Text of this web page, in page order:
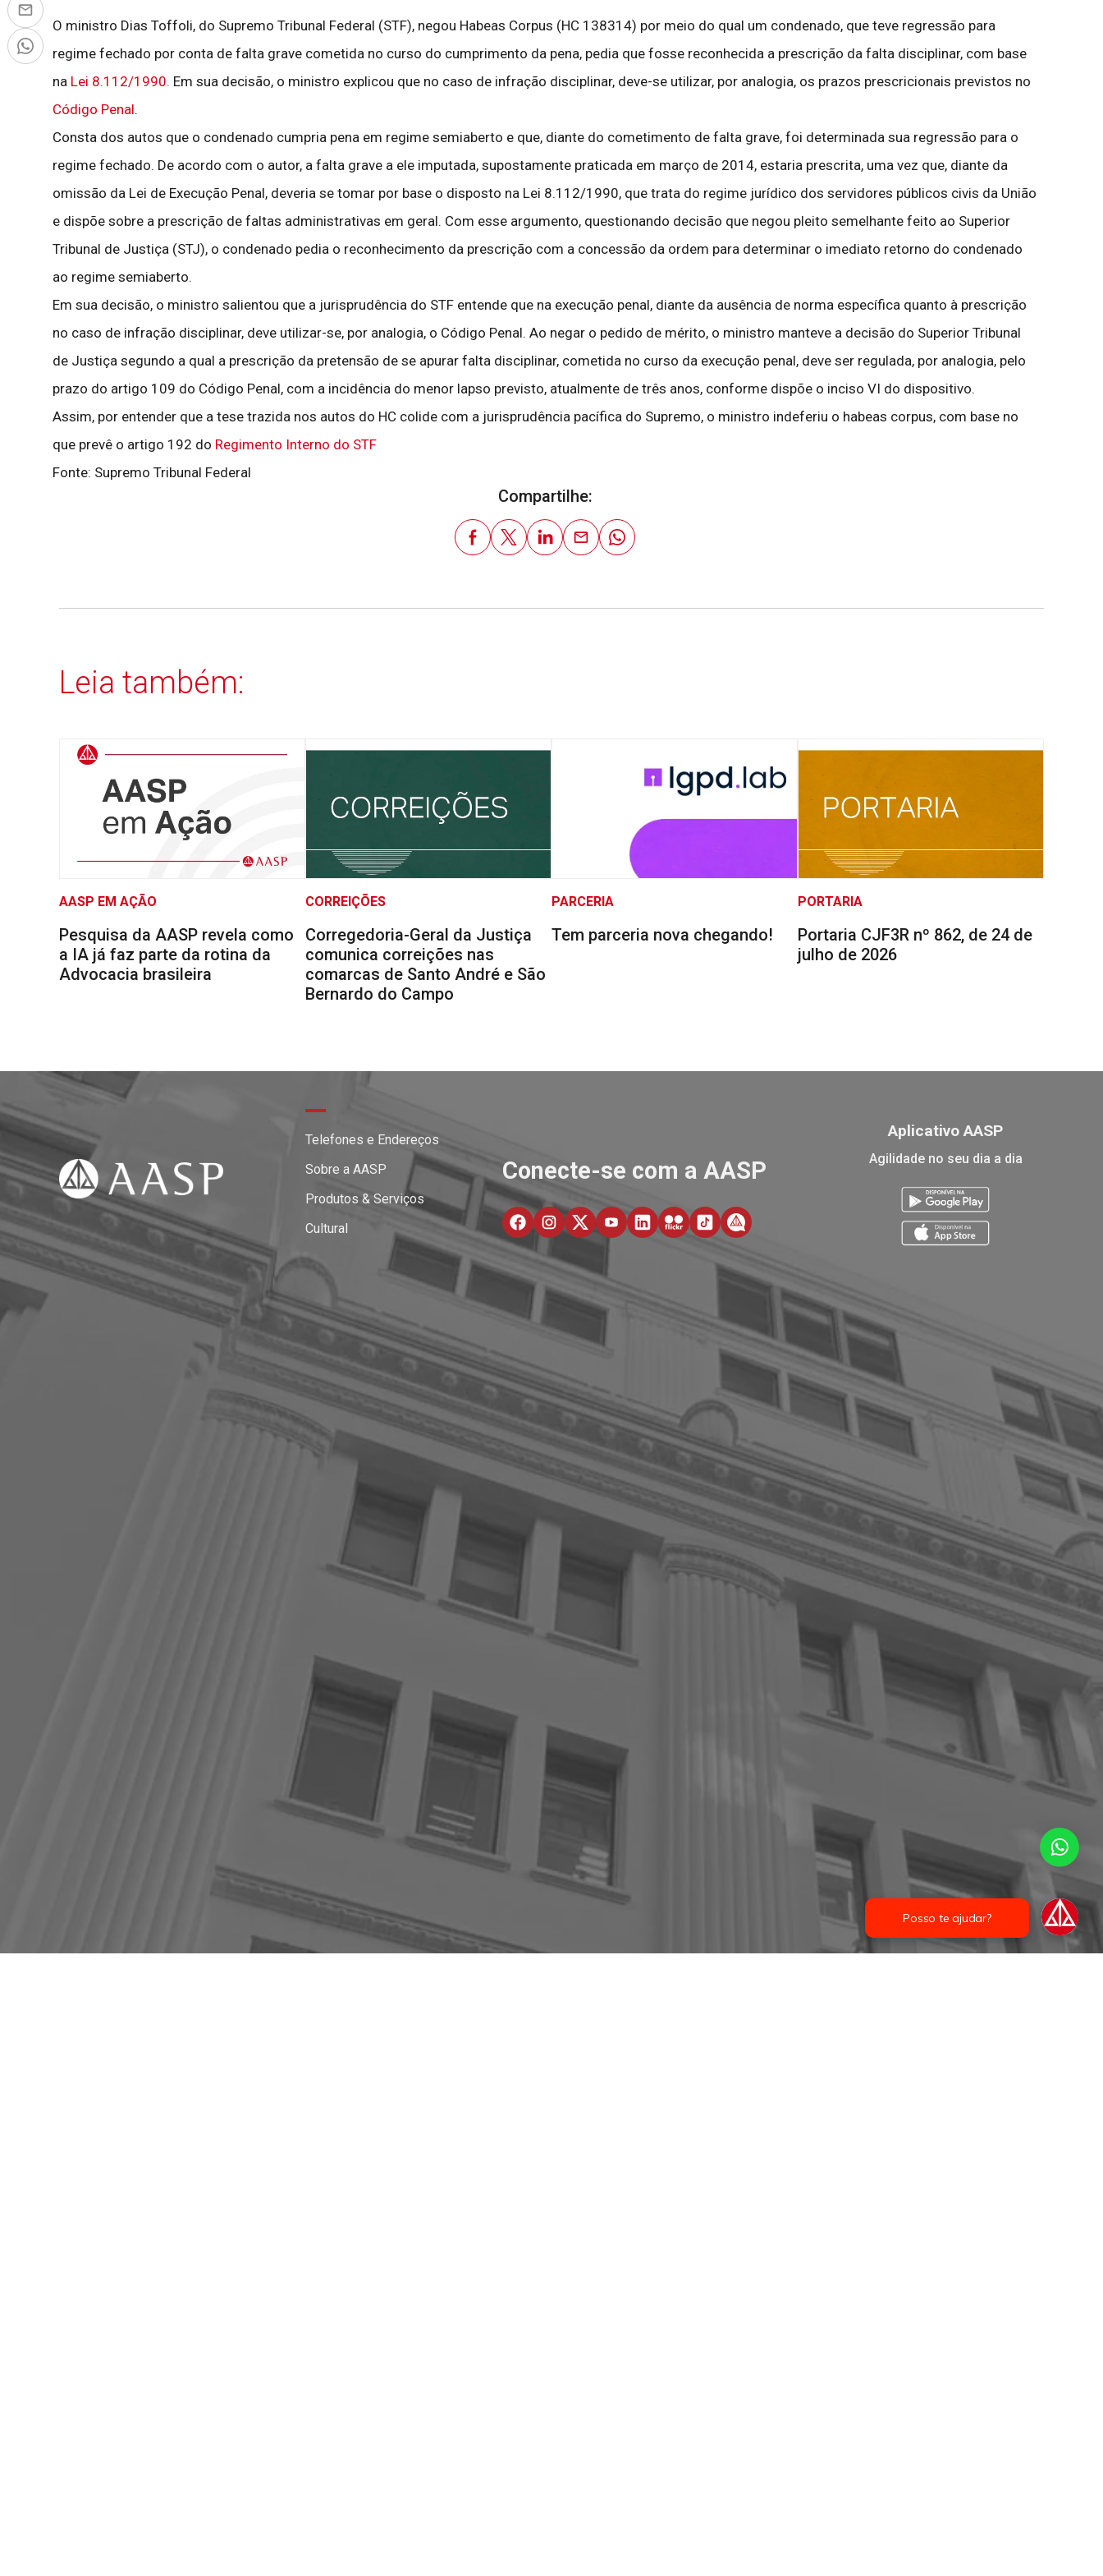
O ministro Dias Toffoli, do Supremo Tribunal Federal (STF), negou Habeas Corpus (HC 138314) por meio do qual um condenado, que teve regressão para
regime fechado por conta de falta grave cometida no curso do cumprimento da pena, pedia que fosse reconhecida a prescrição da falta disciplinar, com base
na Lei 8.112/1990. Em sua decisão, o ministro explicou que no caso de infração disciplinar, deve-se utilizar, por analogia, os prazos prescricionais previstos no
Código Penal.
Consta dos autos que o condenado cumpria pena em regime semiaberto e que, diante do cometimento de falta grave, foi determinada sua regressão para o
regime fechado. De acordo com o autor, a falta grave a ele imputada, supostamente praticada em março de 2014, estaria prescrita, uma vez que, diante da
omissão da Lei de Execução Penal, deveria se tomar por base o disposto na Lei 8.112/1990, que trata do regime jurídico dos servidores públicos civis da União
e dispõe sobre a prescrição de faltas administrativas em geral. Com esse argumento, questionando decisão que negou pleito semelhante feito ao Superior
Tribunal de Justiça (STJ), o condenado pedia o reconhecimento da prescrição com a concessão da ordem para determinar o imediato retorno do condenado
ao regime semiaberto.
Em sua decisão, o ministro salientou que a jurisprudência do STF entende que na execução penal, diante da ausência de norma específica quanto à prescrição
no caso de infração disciplinar, deve utilizar-se, por analogia, o Código Penal. Ao negar o pedido de mérito, o ministro manteve a decisão do Superior Tribunal
de Justiça segundo a qual a prescrição da pretensão de se apurar falta disciplinar, cometida no curso da execução penal, deve ser regulada, por analogia, pelo
prazo do artigo 109 do Código Penal, com a incidência do menor lapso previsto, atualmente de três anos, conforme dispõe o inciso VI do dispositivo.
Assim, por entender que a tese trazida nos autos do HC colide com a jurisprudência pacífica do Supremo, o ministro indeferiu o habeas corpus, com base no
que prevê o artigo 192 do Regimento Interno do STF
Fonte: Supremo Tribunal Federal
Compartilhe:
Leia também:
AASP EM AÇÃO
Pesquisa da AASP revela como
a IA já faz parte da rotina da
Advocacia brasileira
CORREIÇÕES
Corregedoria-Geral da Justiça
comunica correições nas
comarcas de Santo André e São
Bernardo do Campo
PARCERIA
Tem parceria nova chegando!
PORTARIA
Portaria CJF3R nº 862, de 24 de
julho de 2026
Telefones e Endereços
Sobre a AASP
Produtos & Serviços
Cultural
Conecte-se com a AASP
Aplicativo AASP
Agilidade no seu dia a dia